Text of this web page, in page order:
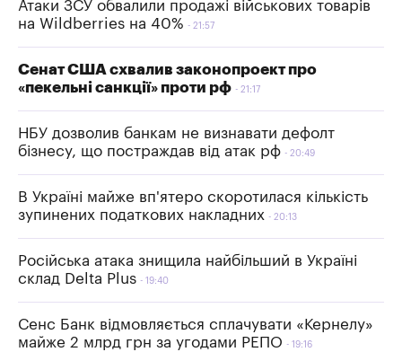
Атаки ЗСУ обвалили продажі військових товарів
на Wildberries на 40%
21:57
Сенат США схвалив законопроект про
«пекельні санкції» проти рф
21:17
НБУ дозволив банкам не визнавати дефолт
бізнесу, що постраждав від атак рф
20:49
В Україні майже вп'ятеро скоротилася кількість
зупинених податкових накладних
20:13
Російська атака знищила найбільший в Україні
склад Delta Plus
19:40
Сенс Банк відмовляється сплачувати «Кернелу»
майже 2 млрд грн за угодами РЕПО
19:16